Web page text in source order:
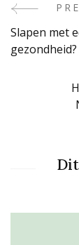
Post
Slapen met
gezondheid?